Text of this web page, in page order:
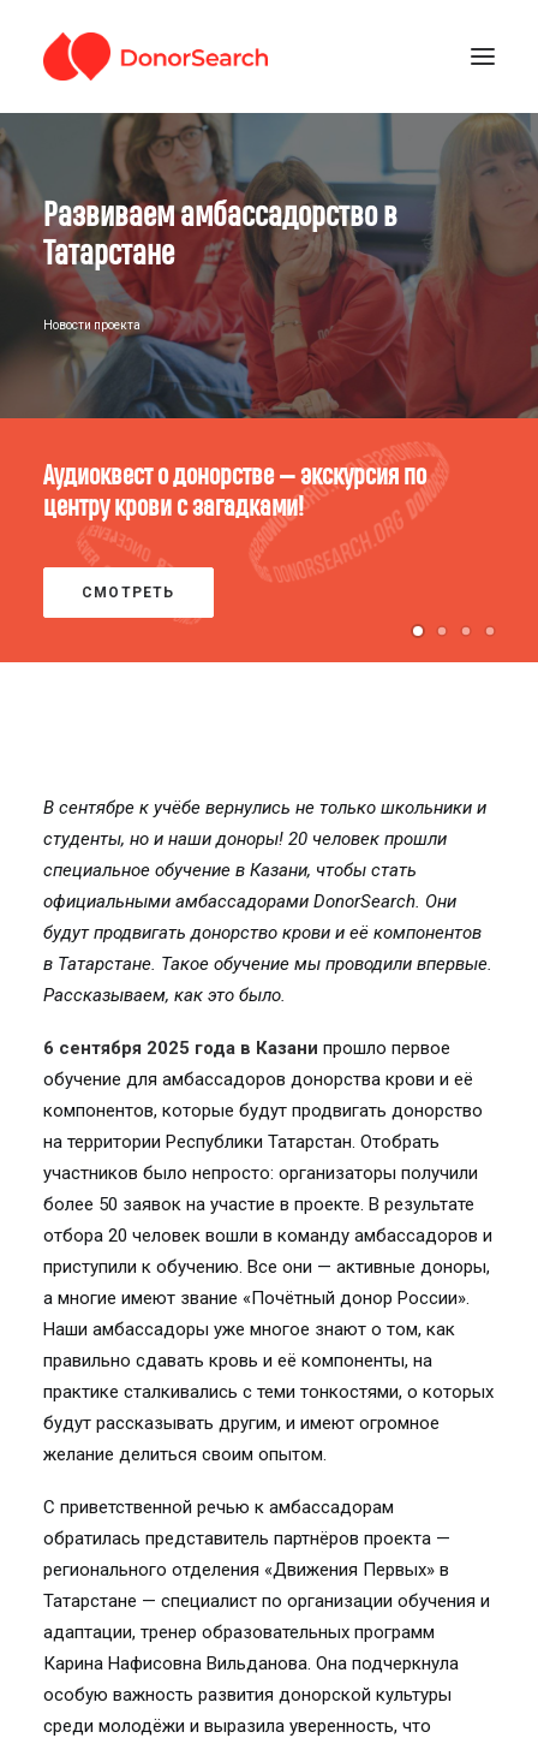
ЗАРЕГИСТРИРОВАТЬСЯ
ПОДДЕРЖАТЬ ПРОЕКТ
ГДЕ СДАТЬ КРОВЬ
Развиваем амбассадорство в
Татарстане
Новости проекта
Аудиоквест о донорстве — экскурсия по
центру крови с загадками!
СМОТРЕТЬ
В сентябре к учёбе вернулись не только школьники и
студенты, но и наши доноры! 20 человек прошли
специальное обучение в Казани, чтобы стать
официальными амбассадорами DonorSearch. Они
будут продвигать донорство крови и её компонентов
в Татарстане. Такое обучение мы проводили впервые.
Рассказываем, как это было.
6 сентября 2025 года в Казани прошло первое
обучение для амбассадоров донорства крови и её
компонентов, которые будут продвигать донорство
на территории Республики Татарстан. Отобрать
участников было непросто: организаторы получили
более 50 заявок на участие в проекте. В результате
отбора 20 человек вошли в команду амбассадоров и
приступили к обучению. Все они — активные доноры,
а многие имеют звание «Почётный донор России».
Наши амбассадоры уже многое знают о том, как
правильно сдавать кровь и её компоненты, на
практике сталкивались с теми тонкостями, о которых
будут рассказывать другим, и имеют огромное
желание делиться своим опытом.
С приветственной речью к амбассадорам
обратилась представитель партнёров проекта —
регионального отделения «Движения Первых» в
Татарстане — специалист по организации обучения и
адаптации, тренер образовательных программ
Карина Нафисовна Вильданова. Она подчеркнула
особую важность развития донорской культуры
среди молодёжи и выразила уверенность, что